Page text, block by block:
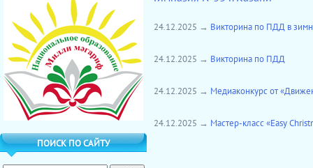
ПОИСК ПО САЙТУ
24.12.2025 → Викторина по ПДД в
24.12.2025 → Викторина по ПДД
24.12.2025 → Медиаконкурс от
24.12.2025 → Мастер-класс «Easy